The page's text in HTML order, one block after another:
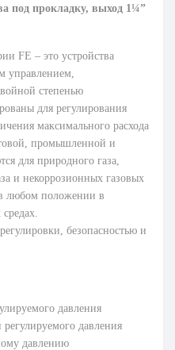
под прокладку, выход 1¼”
FE – это устройства
управлением,
степенью
для регулирования
максимального расхода
промышленной и
для природного газа,
и некоррозионных газовых
любом положении в
безопасностью и
давления
давления
давлению